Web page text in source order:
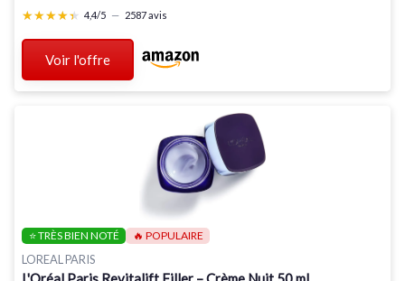
★★★★★
★★★★★ 4,4/5 — 2587 avis
Voir l'offre
⭐ TRÈS BIEN NOTÉ 🔥 POPULAIRE
LOREAL PARIS